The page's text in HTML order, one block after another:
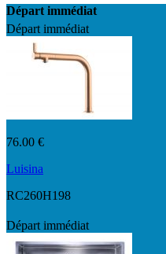
Départ immédiat
Départ immédiat
76.00 €
Luisina
RC260H198
Départ immédiat